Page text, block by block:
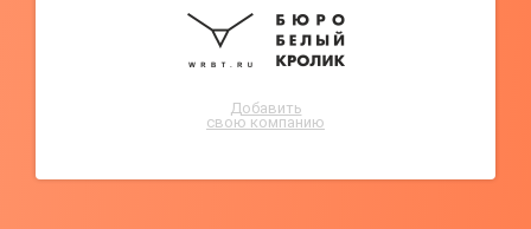
Добавить
свою компанию